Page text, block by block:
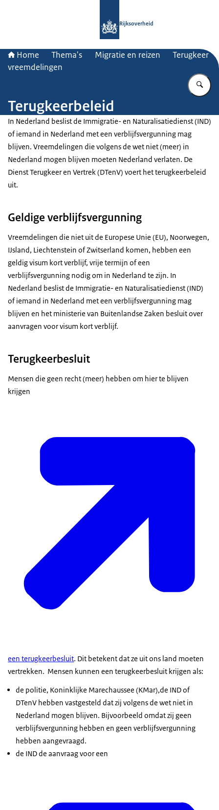
Rijksoverheid
Home Thema's Migratie en reizen
Terugkeer
vreemdelingen
Terugkeerbeleid
In Nederland beslist de Immigratie- en Naturalisatiedienst (IND)
of iemand in Nederland met een verblijfsvergunning mag
blijven. Vreemdelingen die volgens de wet niet (meer) in
Nederland mogen blijven moeten Nederland verlaten. De
Dienst Terugkeer en Vertrek (DTenV) voert het terugkeerbeleid
uit.
Geldige verblijfsvergunning
Vreemdelingen die niet uit de Europese Unie (EU), Noorwegen,
IJsland, Liechtenstein of Zwitserland komen, hebben een
geldig visum kort verblijf, vrije termijn of een
verblijfsvergunning nodig om in Nederland te zijn. In
Nederland beslist de Immigratie- en Naturalisatiedienst (IND)
of iemand in Nederland met een verblijfsvergunning mag
blijven en het ministerie van Buitenlandse Zaken besluit over
aanvragen voor visum kort verblijf.
Terugkeerbesluit
Mensen die geen recht (meer) hebben om hier te blijven
krijgen
een terugkeerbesluit. Dit betekent dat ze uit ons land moeten
vertrekken. Mensen kunnen een terugkeerbesluit krijgen als:
de politie, Koninklijke Marechaussee (KMar),de IND of
DTenV hebben vastgesteld dat zij volgens de wet niet in
Nederland mogen blijven. Bijvoorbeeld omdat zij geen
verblijfsvergunning hebben en geen verblijfsvergunning
hebben aangevraagd.
de IND de aanvraag voor een